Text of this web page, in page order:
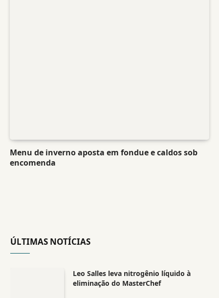
Menu de inverno aposta em fondue e caldos sob
encomenda
ÚLTIMAS NOTÍCIAS
Leo Salles leva nitrogênio líquido à
eliminação do MasterChef